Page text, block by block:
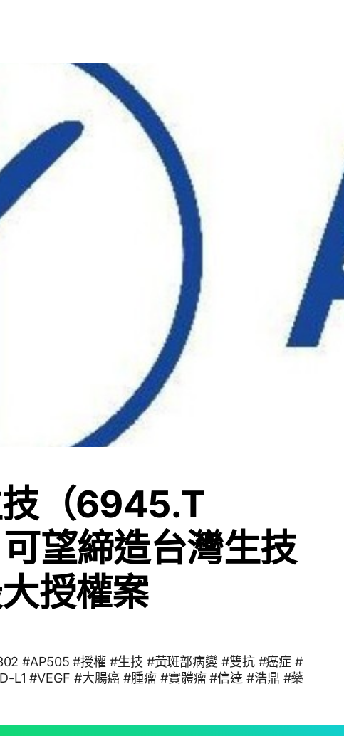
技（6945.T
望締造台灣生技
授權案
#AP505 #授權 #生技 #黃斑部病變 #雙抗 #癌症 #
L1 #VEGF #大腸癌 #腫瘤 #實體瘤 #信達 #浩鼎 #藥